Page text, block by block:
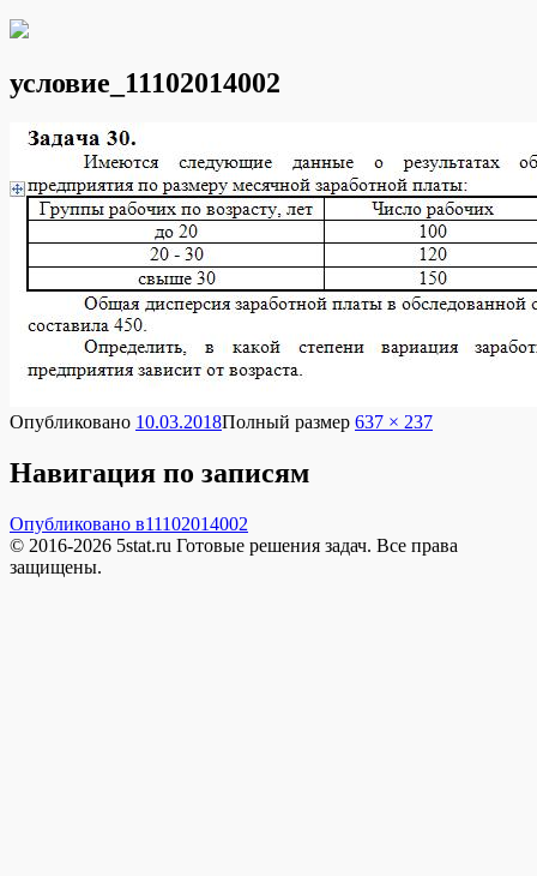
условие_11102014002
Опубликовано 10.03.2018Полный размер 637 × 237
Навигация по записям
Опубликовано в11102014002
© 2016-2026 5stat.ru Готовые решения задач. Все права
защищены.